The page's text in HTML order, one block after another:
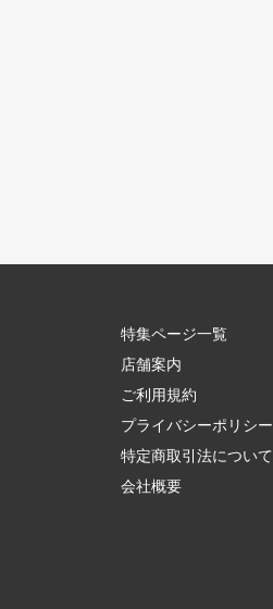
特集ページ一覧
店舗案内
ご利用規約
プライバシーポリシー
特定商取引法について
会社概要